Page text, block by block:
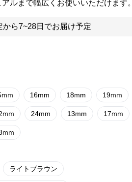
ルまで幅広くお使いいただけます。
から7~28日でお届け予定
16mm 18mm 19mm
24mm 13mm 17mm
ライトブラウン